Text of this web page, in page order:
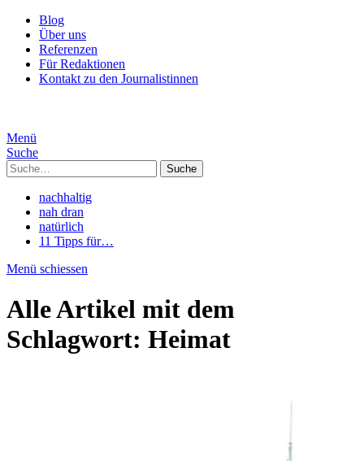
Blog
Über uns
Referenzen
Für Redaktionen
Kontakt zu den Journalistinnen
Menü
Suche
Suche
nachhaltig
nah dran
natürlich
11 Tipps für…
Menü schiessen
Alle Artikel mit dem
Schlagwort: Heimat